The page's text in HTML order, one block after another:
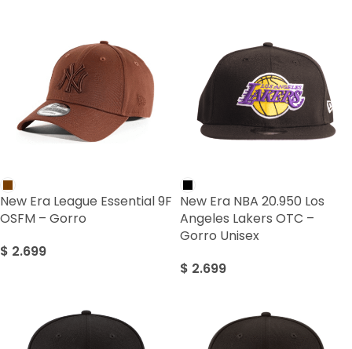
New Era League Essential 9F
OSFM – Gorro
$ 2.699
New Era NBA 20.950 Los
Angeles Lakers OTC –
Gorro Unisex
$ 2.699